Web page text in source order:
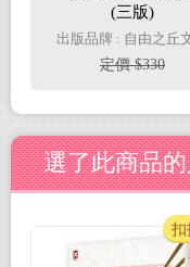
(三版)
出版品牌 : 自由之丘
定價 $330
選了此商品
扣